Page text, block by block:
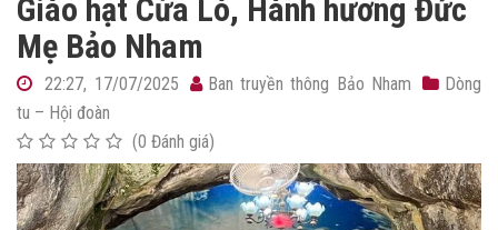
Giáo hạt Cửa Lò, Hành hương Đức
Mẹ Bảo Nham
22:27, 17/07/2025 Ban truyền thông Bảo Nham
Dòng
tu – Hội đoàn
(0 Đánh giá)